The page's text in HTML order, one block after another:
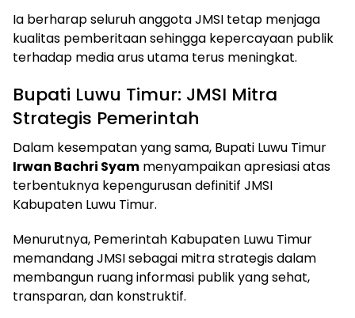
Ia berharap seluruh anggota JMSI tetap menjaga
kualitas pemberitaan sehingga kepercayaan publik
terhadap media arus utama terus meningkat.
Bupati Luwu Timur: JMSI Mitra
Strategis Pemerintah
Dalam kesempatan yang sama, Bupati Luwu Timur
Irwan Bachri Syam menyampaikan apresiasi atas
terbentuknya kepengurusan definitif JMSI
Kabupaten Luwu Timur.
Menurutnya, Pemerintah Kabupaten Luwu Timur
memandang JMSI sebagai mitra strategis dalam
membangun ruang informasi publik yang sehat,
transparan, dan konstruktif.